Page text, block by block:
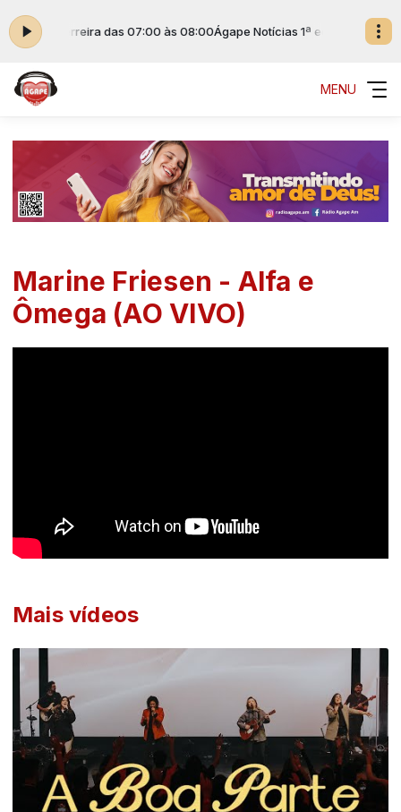
Eliel Ferreira das 07:00 às 08:00Ágape Notícias 1ª edição com
MENU
Marine Friesen - Alfa e
Ômega (AO VIVO)
Mais vídeos